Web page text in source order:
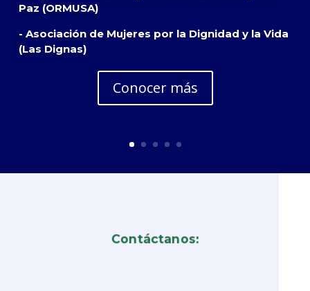
Paz (ORMUSA)
- Asociación de Mujeres por la Dignidad y la Vida
(Las Dignas)
Conocer más
Contáctanos: